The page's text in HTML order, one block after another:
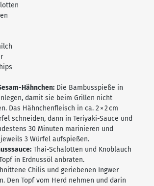
Hähnchen: Die Bambusspieße in
damit sie beim Grillen nicht
Das Hähnchenfleisch in ca. 2 × 2 cm
schneiden, dann in Teriyaki-Sauce und
30 Minuten marinieren und
3 Würfel aufspießen.
Thai-Schalotten und Knoblauch
in Erdnussöl anbraten.
Chilis und geriebenen Ingwer
Den Topf vom Herd nehmen und darin